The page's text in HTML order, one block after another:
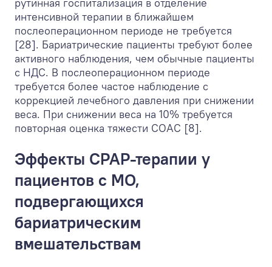
интенсивной терапии в ближайшем
послеоперационном периоде не требуется
[28]. Бариатрические пациенты требуют более
активного наблюдения, чем обычные пациенты
с НДС. В послеоперационном периоде
требуется более частое наблюдение с
коррекцией лечебного давления при снижении
веса. При снижении веса на 10% требуется
повторная оценка тяжести СОАС [8].
Эффекты СРАР-терапии у
пациентов с МО,
подвергающихся
бариатрическим
вмешательствам